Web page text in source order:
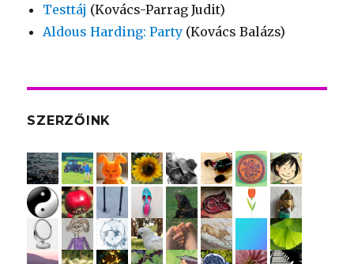
Testtáj (Kovács-Parrag Judit)
Aldous Harding: Party (Kovács Balázs)
SZERZŐINK